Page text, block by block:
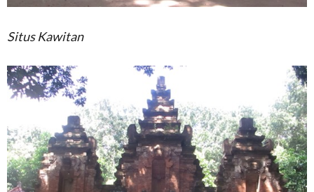
Situs Kawitan